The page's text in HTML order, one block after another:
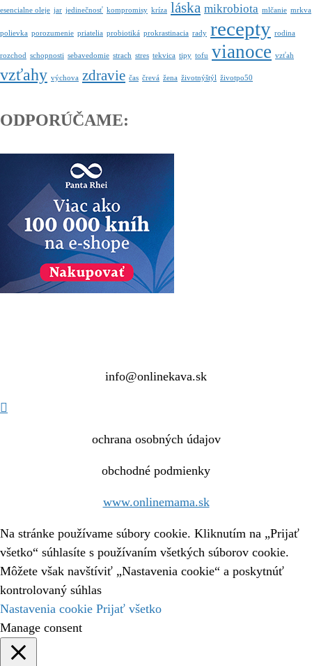
esencialne oleje jar jedinečnosť kompromisy kríza láska mikrobiota mlčanie mrkva
polievka porozumenie priatelia probiotiká prokrastinacia rady recepty rodina
rozchod schopnosti sebavedomie strach stres tekvica tipy tofu vianoce vzťah
vzťahy výchova zdravie čas črevá žena životnýštýl životpo50
ODPORÚČAME:
info@onlinekava.sk

ochrana osobných údajov
obchodné podmienky
www.onlinemama.sk
Na stránke používame súbory cookie. Kliknutím na „Prijať
všetko“ súhlasíte s používaním všetkých súborov cookie.
Môžete však navštíviť „Nastavenia cookie“ a poskytnúť
kontrolovaný súhlas
Nastavenia cookie Prijať všetko
Manage consent